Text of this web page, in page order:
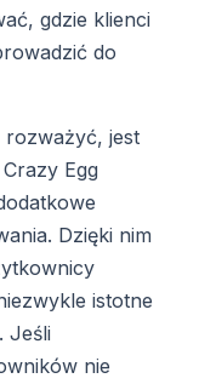
gdzie klienci
do
jest
Egg
Dzięki nim
istotne
. Jeśli
nie